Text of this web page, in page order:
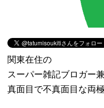
関東在住の
スーパー雑記ブロガー
真面目で不真面目な両